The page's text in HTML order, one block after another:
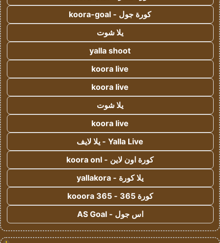
كورة جول - koora-goal
يلا شوت
yalla shoot
koora live
koora live
يلا شوت
koora live
Yalla Live - يلا لايف
كورة اون لاين - koora onl
يلا كورة - yallakora
كورة 365 - kooora 365
اس جول - AS Goal